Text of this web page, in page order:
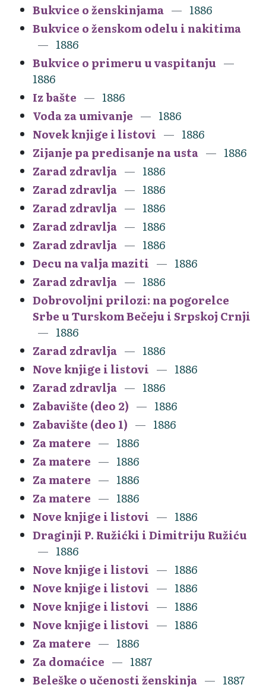
Bukvice o ženskinjama
1886
Bukvice o ženskom odelu i nakitima
1886
Bukvice o primeru u vaspitanju
1886
Iz bašte
1886
Voda za umivanje
1886
Novek knjige i listovi
1886
Zijanje pa predisanje na usta
1886
Zarad zdravlja
1886
Zarad zdravlja
1886
Zarad zdravlja
1886
Zarad zdravlja
1886
Zarad zdravlja
1886
Decu na valja maziti
1886
Zarad zdravlja
1886
Dobrovoljni prilozi: na pogorelce
Srbe u Turskom Bečeju i Srpskoj Crnji
1886
Zarad zdravlja
1886
Nove knjige i listovi
1886
Zarad zdravlja
1886
Zabavište (deo 2)
1886
Zabavište (deo 1)
1886
Za matere
1886
Za matere
1886
Za matere
1886
Za matere
1886
Nove knjige i listovi
1886
Draginji P. Ružićki i Dimitriju Ružiću
1886
Nove knjige i listovi
1886
Nove knjige i listovi
1886
Nove knjige i listovi
1886
Nove knjige i listovi
1886
Za matere
1886
Za domaćice
1887
Beleške o učenosti ženskinja
1887